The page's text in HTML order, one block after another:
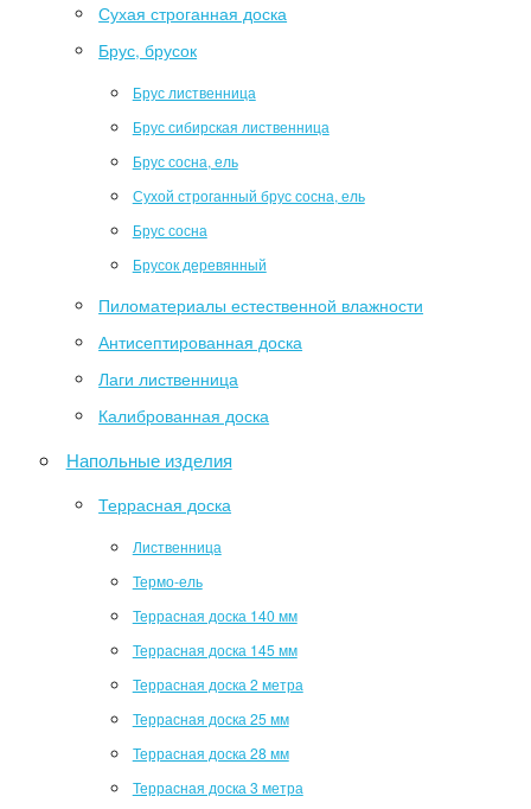
Сухая строганная доска
Брус, брусок
Брус лиственница
Брус сибирская лиственница
Брус сосна, ель
Сухой строганный брус сосна, ель
Брус сосна
Брусок деревянный
Пиломатериалы естественной влажности
Антисептированная доска
Лаги лиственница
Калиброванная доска
Напольные изделия
Террасная доска
Лиственница
Термо-ель
Террасная доска 140 мм
Террасная доска 145 мм
Террасная доска 2 метра
Террасная доска 25 мм
Террасная доска 28 мм
Террасная доска 3 метра